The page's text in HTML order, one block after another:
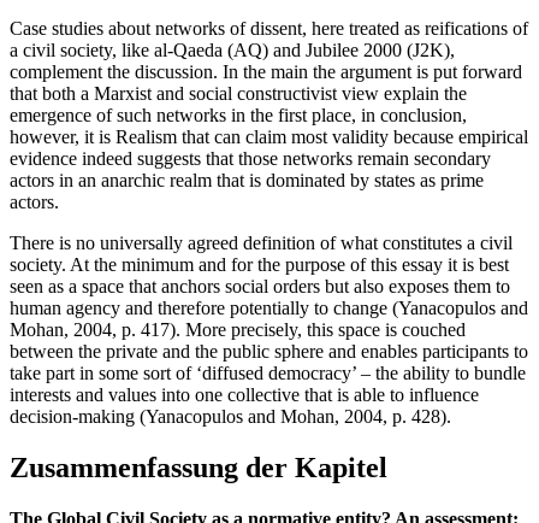
Case studies about networks of dissent, here treated as reifications of
a civil society, like al-Qaeda (AQ) and Jubilee 2000 (J2K),
complement the discussion. In the main the argument is put forward
that both a Marxist and social constructivist view explain the
emergence of such networks in the first place, in conclusion,
however, it is Realism that can claim most validity because empirical
evidence indeed suggests that those networks remain secondary
actors in an anarchic realm that is dominated by states as prime
actors.
There is no universally agreed definition of what constitutes a civil
society. At the minimum and for the purpose of this essay it is best
seen as a space that anchors social orders but also exposes them to
human agency and therefore potentially to change (Yanacopulos and
Mohan, 2004, p. 417). More precisely, this space is couched
between the private and the public sphere and enables participants to
take part in some sort of ‘diffused democracy’ – the ability to bundle
interests and values into one collective that is able to influence
decision-making (Yanacopulos and Mohan, 2004, p. 428).
Zusammenfassung der Kapitel
The Global Civil Society as a normative entity? An assessment: